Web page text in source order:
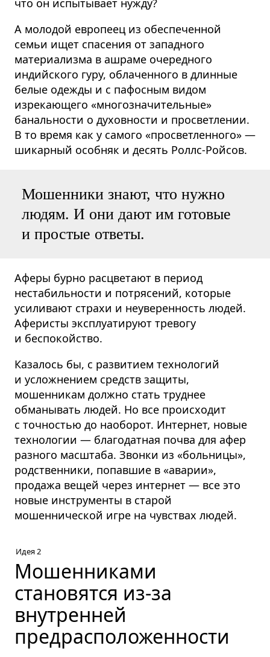
А молодой европеец из обеспеченной
семьи ищет спасения от западного
материализма в ашраме очередного
индийского гуру, облаченного в длинные
белые одежды и с пафосным видом
изрекающего «многозначительные»
банальности о духовности и просветлении.
В то время как у самого «просветленного» —
шикарный особняк и десять Роллс-Ройсов.
Мошенники знают, что нужно
людям. И они дают им готовые
и простые ответы.
Аферы бурно расцветают в период
нестабильности и потрясений, которые
усиливают страхи и неуверенность людей.
Аферисты эксплуатируют тревогу
и беспокойство.
Казалось бы, с развитием технологий
и усложнением средств защиты,
мошенникам должно стать труднее
обманывать людей. Но все происходит
с точностью до наоборот. Интернет, новые
технологии — благодатная почва для афер
разного масштаба. Звонки из «больницы»,
родственники, попавшие в «аварии»,
продажа вещей через интернет — все это
новые инструменты в старой
мошеннической игре на чувствах людей.
Идея 2
Мошенниками
становятся из-за
внутренней
предрасположенности